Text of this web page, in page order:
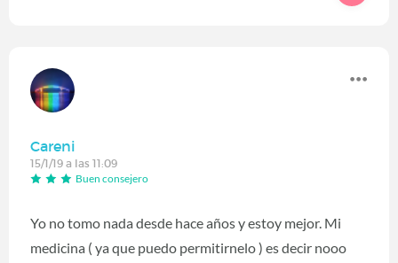
Careni
15/1/19 a las 11:09
Buen consejero
Yo no tomo nada desde hace años y estoy mejor. Mi
medicina ( ya que puedo permitirnelo ) es decir nooo